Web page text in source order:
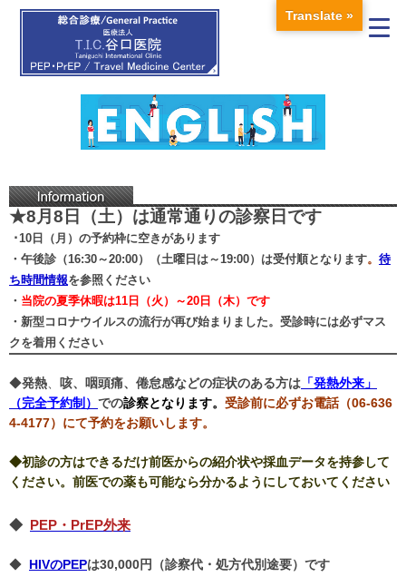
★8月8日（土） は通常通りの診察日です
･10日（月）の予約枠に空きがあります
・午後診（16:30～20:00）（土曜日は～19:00） は受付順となります。 待
ち時間情報を参照ください
・ 当院の夏季休暇は11日（火）～20日（木）です
・新型コロナウイルスの流行が再び始まりました。受診時には必ずマス
クを着用ください
◆発熱 咳、咽頭痛、倦怠感などの症状のある方は 「発熱外来」
（完全予約制） での診察となります。 受診前に必ずお電話（06-636
4-4177）にて予約をお願いします。
◆初診の方はできるだけ前医からの紹介状や採血データを持参して
ください。前医での薬も可能なら分かるようにしておいてください
◆ PEP・PrEP外来
◆ HIVのPEPは30,000円（診察代・処方代別途要）です
Translate »